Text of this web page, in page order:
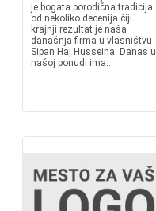
je bogata porodična tradicija
od nekoliko decenija čiji
krajnji rezultat je naša
današnja firma u vlasništvu
Sipan Haj Husseina. Danas u
našoj ponudi ima...